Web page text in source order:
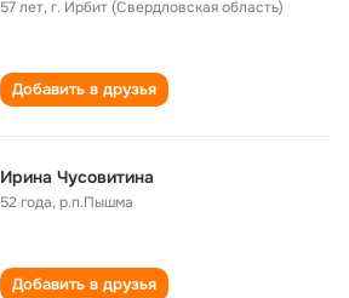
57 лет,г. Ирбит (Свердловская область)
Добавить в друзья
Ирина Чусовитина
52 года,р.п.Пышма
Добавить в друзья